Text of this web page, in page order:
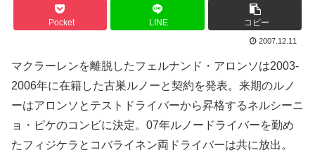
Pocket LINE コピー
2007.12.11
マクラーレンを離脱したフェルナンド・アロンソは2003-
2006年に在籍した古巣ルノーと契約を発表。来期のルノ
ーはアロンソとテストドライバーから昇格するネルシーニ
ョ・ピケのコンビに決定。07年ルノードライバーを勤め
たフィジケラとコバライネン両ドライバーは共に放出。